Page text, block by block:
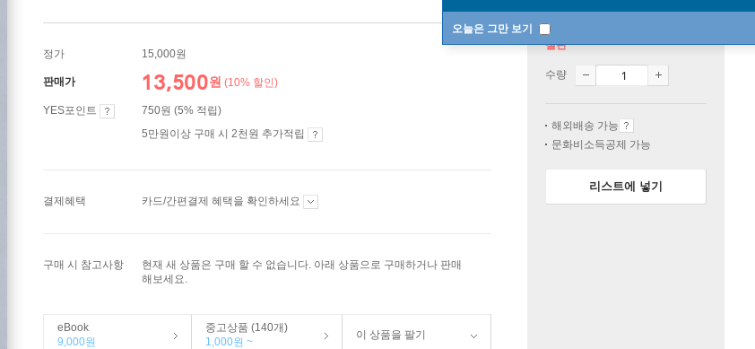
오늘은 그만 보기
정가 15,000원
판매가 13,500원 (10% 할인)
YES포인트
750원 (5% 적립)
5만원이상 구매 시 2천원 추가적립
결제혜택 카드/간편결제 혜택을 확인하세요
구매 시 참고사항
현재 새 상품은 구매 할 수 없습니다. 아래 상품으로 구매하거나 판매
해보세요.
eBook
9,000원
중고상품 (140개)
1,000원 ~
이 상품을 팔기
절판
수량
해외배송 가능
문화비소득공제 가능
리스트에 넣기